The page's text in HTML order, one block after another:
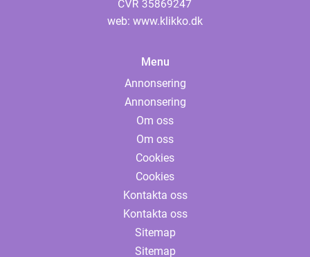
web: www.klikko.dk
Menu
Annonsering
Annonsering
Om oss
Om oss
Cookies
Cookies
Kontakta oss
Kontakta oss
Sitemap
Sitemap